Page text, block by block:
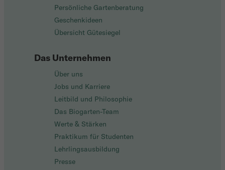
Persönliche Gartenberatung
Geschenkideen
Übersicht Gütesiegel
Das Unternehmen
Über uns
Jobs und Karriere
Leitbild und Philosophie
Das Biogarten-Team
Werte & Stärken
Praktikum für Studenten
Lehrlingsausbildung
Presse